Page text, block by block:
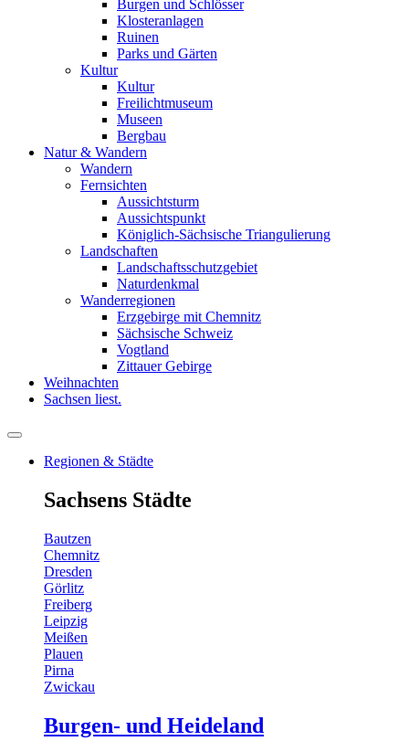
Burgen und Schlösser
Klosteranlagen
Ruinen
Parks und Gärten
Kultur
Kultur
Freilichtmuseum
Museen
Bergbau
Natur & Wandern
Wandern
Fernsichten
Aussichtsturm
Aussichtspunkt
Königlich-Sächsische Triangulierung
Landschaften
Landschaftsschutzgebiet
Naturdenkmal
Wanderregionen
Erzgebirge mit Chemnitz
Sächsische Schweiz
Vogtland
Zittauer Gebirge
Weihnachten
Sachsen liest.
Regionen & Städte
Sachsens Städte
Bautzen
Chemnitz
Dresden
Görlitz
Freiberg
Leipzig
Meißen
Plauen
Pirna
Zwickau
Burgen- und Heideland